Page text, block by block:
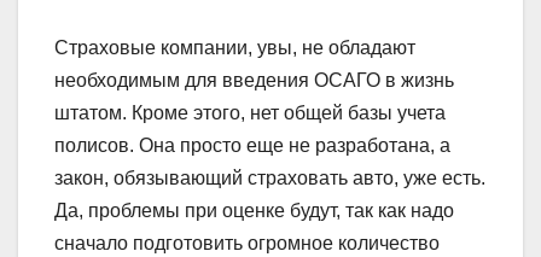
Страховые компании, увы, не обладают
необходимым для введения ОСАГО в жизнь
штатом. Кроме этого, нет общей базы учета
полисов. Она просто еще не разработана, а
закон, обязывающий страховать авто, уже есть.
Да, проблемы при оценке будут, так как надо
сначало подготовить огромное количество